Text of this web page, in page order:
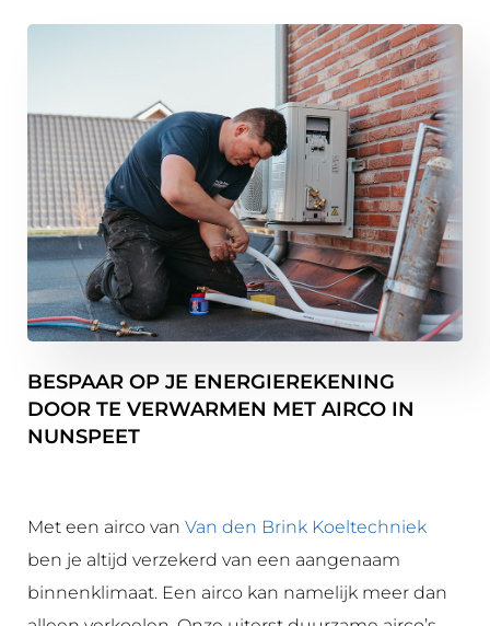
BESPAAR OP JE ENERGIEREKENING
DOOR TE VERWARMEN MET AIRCO IN
NUNSPEET
Met een airco van Van den Brink Koeltechniek
ben je altijd verzekerd van een aangenaam
binnenklimaat. Een airco kan namelijk meer dan